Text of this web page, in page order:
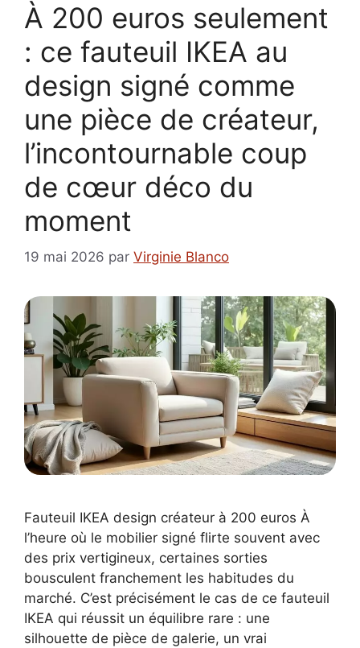
À 200 euros seulement
: ce fauteuil IKEA au
design signé comme
une pièce de créateur,
l’incontournable coup
de cœur déco du
moment
19 mai 2026 par Virginie Blanco
Fauteuil IKEA design créateur à 200 euros À
l’heure où le mobilier signé flirte souvent avec
des prix vertigineux, certaines sorties
bousculent franchement les habitudes du
marché. C’est précisément le cas de ce fauteuil
IKEA qui réussit un équilibre rare : une
silhouette de pièce de galerie, un vrai